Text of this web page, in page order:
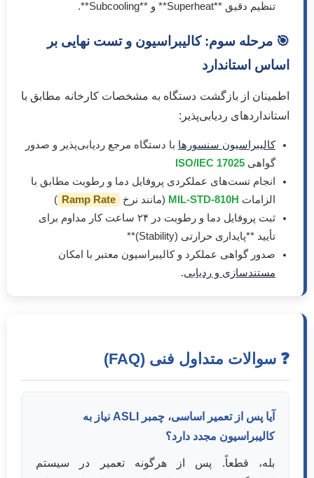
تنظیم دقیق **Superheat** و **Subcooling**.
🎯 مرحله سوم: کالیبراسیون و تست نهایی بر
اساس استاندارد
اطمینان از بازگشت دستگاه به مشخصات کارخانه مطابق با
استانداردهای ردیابی‌پذیر:
کالیبراسیون سنسورها با دستگاه مرجع ردیابی‌پذیر و صدور
گواهی ISO/IEC 17025
انجام تست‌های عملکردی پروفایل دما و رطوبت مطابق با
الزامات MIL-STD-810H (مانند نرخ Ramp Rate
)
ثبت پروفایل دما و رطوبت در ۲۴ ساعت کار مداوم برای
تأیید **پایداری حرارتی (Stability)**
صدور گواهی عملکرد و کالیبراسیون معتبر با امکان
مستندسازی و ردیابی.
❓ سوالات متداول فنی (FAQ)
آیا پس از تعمیر اساسی، چمبر ASLI نیاز به
کالیبراسیون مجدد دارد؟
بله، قطعاً. پس از هرگونه تعمیر در سیستم